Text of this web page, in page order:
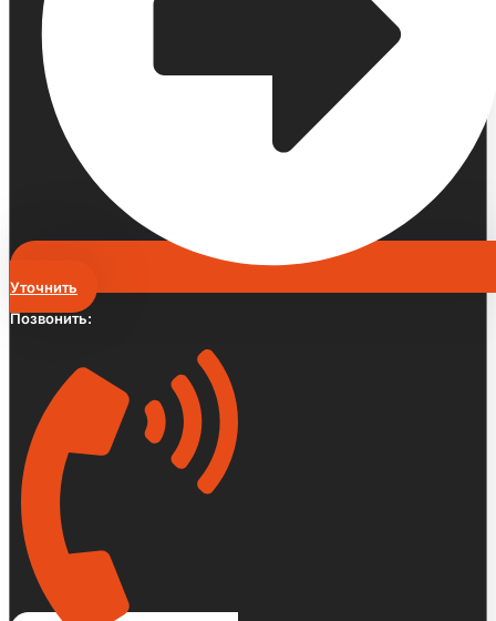
Уточнить
Позвонить: